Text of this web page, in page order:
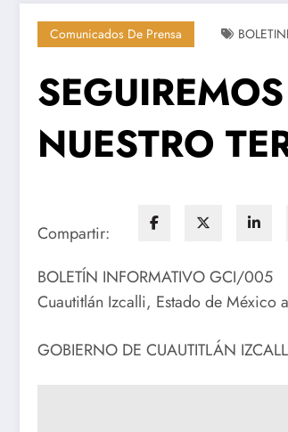
Comunicados De Prensa
NUESTRO
Compartir:
BOLETÍN INFORMATIVO GCI/005
Cuautitlán Izcalli, Estado de México
GOBIERNO DE CUAUTITLÁN